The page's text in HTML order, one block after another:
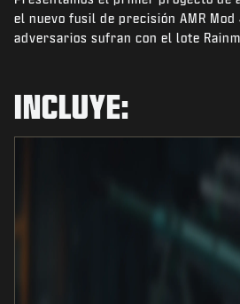
NOTICIAS
TIENDA
ATENCIÓN AL CLIENTE
el nuevo fusil de precisión AMR Mod
adversarios sufran con el lote
INCLUYE: